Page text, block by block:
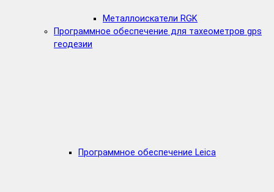
Металлоискатели RGK
Программное обеспечение для тахеометров gps
геодезии
Программное обеспечение Leica